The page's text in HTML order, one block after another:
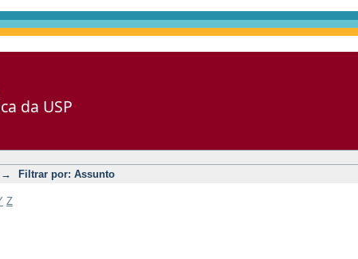
da USP
→ Filtrar por: Assunto
Z